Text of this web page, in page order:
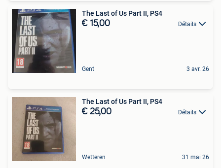
The Last of Us Part II, PS4
€ 15,00 Détails
Gent 3 avr. 26
The Last of Us Part II, PS4
€ 25,00 Détails
Wetteren 31 mai 26